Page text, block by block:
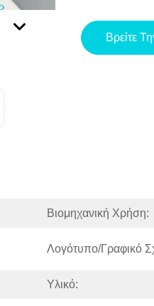
Βρείτε
Βιομηχανική Χρήση:
Λογότυπο/γραφικό
Υλικό: